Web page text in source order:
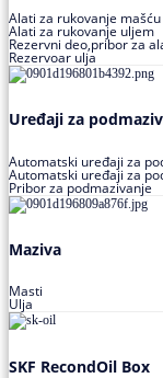
Alati za rukovanje mašću
Alati za rukovanje uljem
Rezervni deo,pribor za
Rezervoar ulja
Uređaji za
Automatski uređaji za
Automatski uređaji za
Pribor za podmazivanje
Maziva
Masti
Ulja
SKF RecondOil Box